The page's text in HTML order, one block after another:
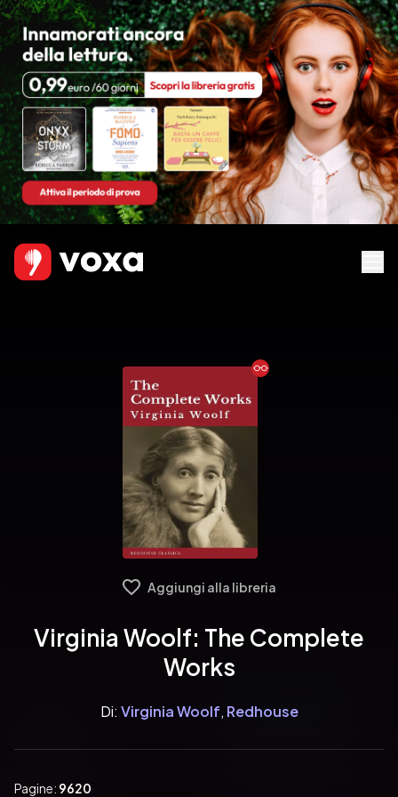
Ebook
Aggiungi alla libreria
Virginia Woolf: The Complete
Works
Di: Virginia Woolf, Redhouse
Pagine: 9620